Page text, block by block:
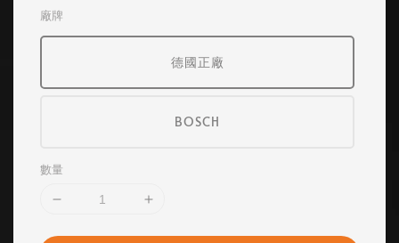
廠牌
德國正廠
BOSCH
數量